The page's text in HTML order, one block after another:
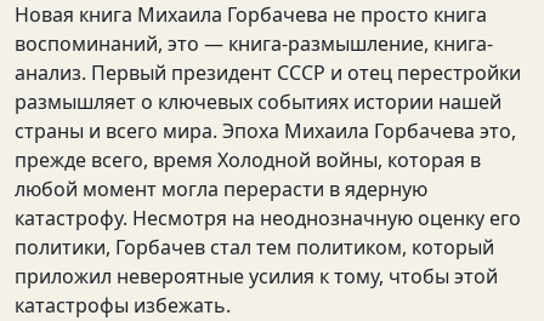
Новая книга Михаила Горбачева не просто книга
воспоминаний, это — книга-размышление, книга-
анализ. Первый президент СССР и отец перестройки
размышляет о ключевых событиях истории нашей
страны и всего мира. Эпоха Михаила Горбачева это,
прежде всего, время Холодной войны, которая в
любой момент могла перерасти в ядерную
катастрофу. Несмотря на неоднозначную оценку его
политики, Горбачев стал тем политиком, который
приложил невероятные усилия к тому, чтобы этой
катастрофы избежать.